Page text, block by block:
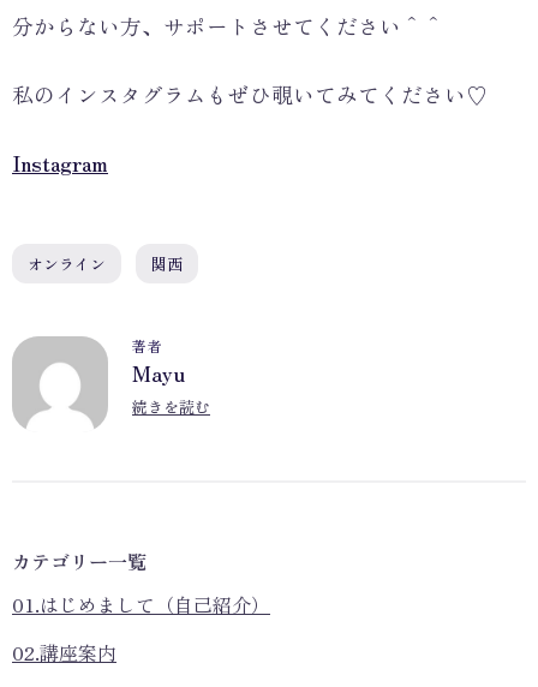
分からない方、サポートさせてください＾＾
私のインスタグラムもぜひ覗いてみてください♡
Instagram
オンライン 関西
著者
Mayu
続きを読む
カテゴリー一覧
01.はじめまして（自己紹介）
02.講座案内